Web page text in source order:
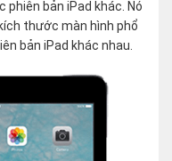
bản iPad khác. Nó
thước màn hình phổ
bản iPad khác nhau.